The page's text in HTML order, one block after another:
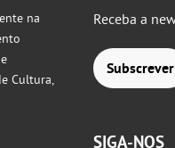
na
Cultura,
Receba a
Subscrever
SIGA-NOS